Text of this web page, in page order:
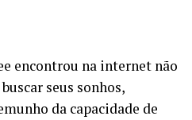
encontrou na internet não
seus sonhos,
da capacidade de